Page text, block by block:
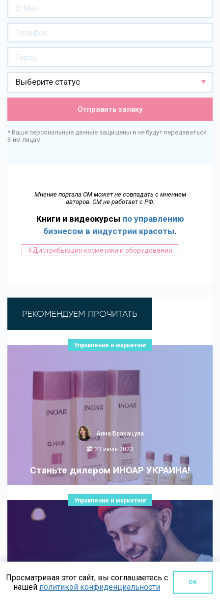
Выберите статус
Отправить заявку
* Ваши персональные данные защищены и не будут передаваться
3-им лицам
Мнение портала СМ может не совпадать с мнением
авторов. СМ не работает с РФ.
Книги и видеокурсы по управлению
бизнесом в индустрии красоты.
#Дистрибьюция косметики и оборудования
РЕКОМЕНДУЕМ ПРОЧИТАТЬ
Управление и маркетинг
Анна Бракацула
23 июля 2023
Станьте дилером ИНОАР УКРАИНА!
Управление и маркетинг
Ольга Соловей
Просматривая этот сайт, вы соглашаетесь с
нашей политикой конфиденциальности OK